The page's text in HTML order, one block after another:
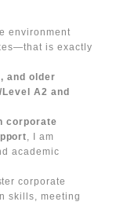
environment
is exactly
and older
A2 and
corporate
, I am
academic
corporate
skills, meeting